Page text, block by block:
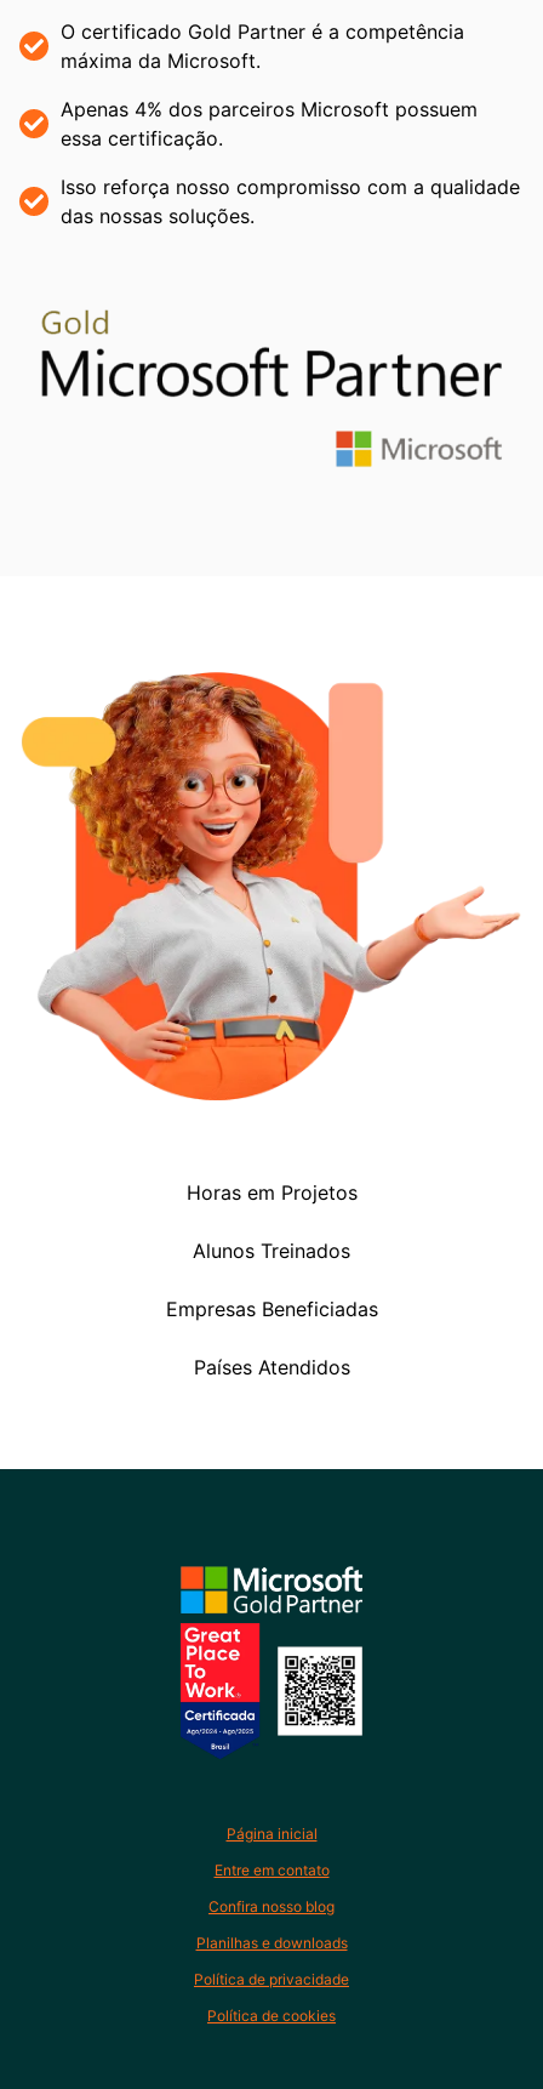
O certificado Gold Partner é a competência
máxima da Microsoft.
Apenas 4% dos parceiros Microsoft possuem
essa certificação.
Isso reforça nosso compromisso com a qualidade
das nossas soluções.
Horas em Projetos
Alunos Treinados
Empresas Beneficiadas
Países Atendidos
Página inicial
Entre em contato
Confira nosso blog
Planilhas e downloads
Política de privacidade
Política de cookies